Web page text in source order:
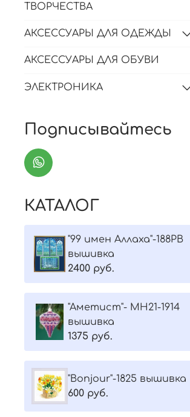
ТВОРЧЕСТВА
АКСЕССУАРЫ ДЛЯ ОДЕЖДЫ
АКСЕССУАРЫ ДЛЯ ОБУВИ
ЭЛЕКТРОНИКА
Подписывайтесь
КАТАЛОГ
"99 имен Аллаха"-188РВ
вышивка
2400 руб.
"Aметист"- МH21-1914
вышивка
1375 руб.
"Bonjour"-1825 вышивка
600 руб.